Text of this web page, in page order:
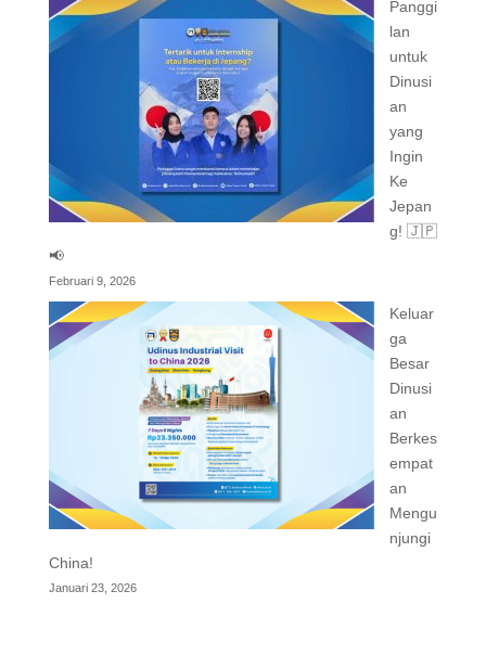
Panggi
lan
untuk
Dinusi
an
yang
Ingin
Ke
Jepan
g! 🇯🇵
📢
Februari 9, 2026
Keluar
ga
Besar
Dinusi
an
Berkes
empat
an
Mengu
njungi
China!
Januari 23, 2026